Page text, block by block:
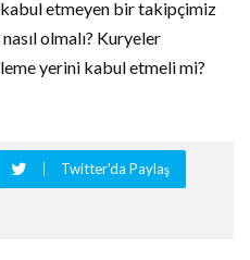
etmeyen bir takipçimiz
olmalı? Kuryeler
yerini kabul etmeli mi?
Twitter'da Paylaş